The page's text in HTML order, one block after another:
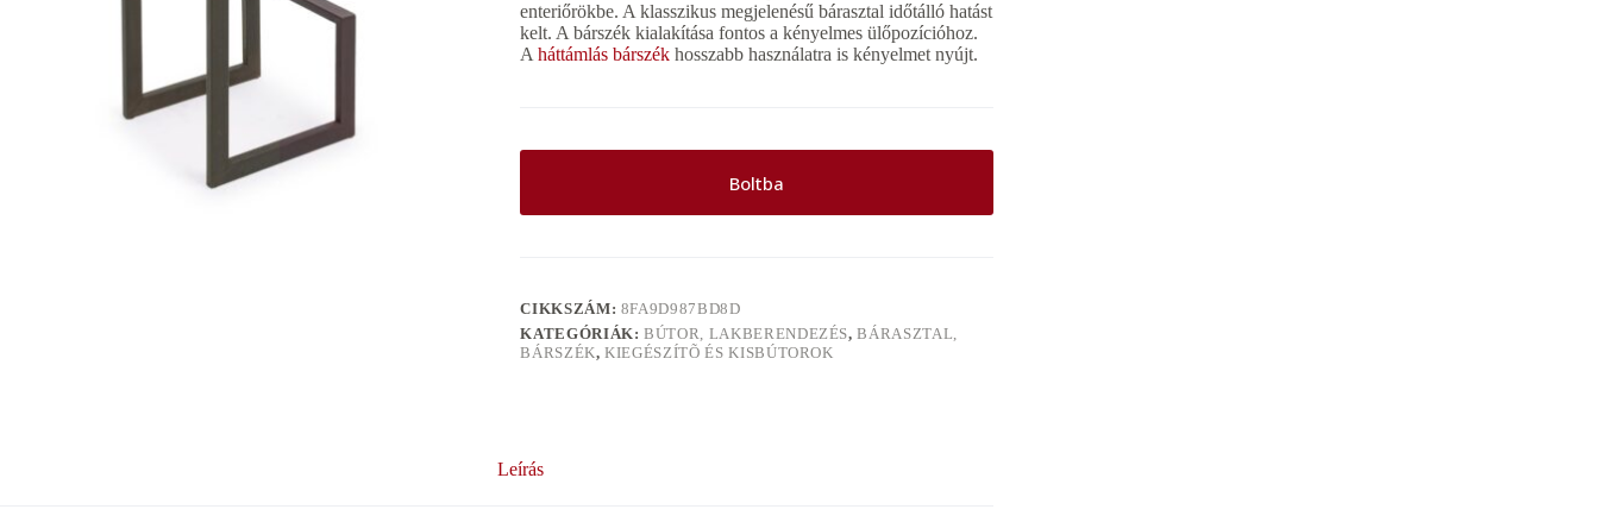
enteriőrökbe. A klasszikus megjelenésű bárasztal időtálló hatást
kelt. A bárszék kialakítása fontos a kényelmes ülőpozícióhoz.
Aháttámlás bárszék hosszabb használatra is kényelmet nyújt.
Boltba
CIKKSZÁM: 8FA9D987BD8D
KATEGÓRIÁK:BÚTOR, LAKBERENDEZÉS,BÁRASZTAL,
BÁRSZÉK,KIEGÉSZÍTÕ ÉS KISBÚTOROK
Leírás